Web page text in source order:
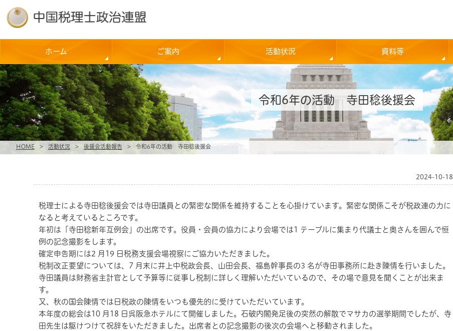
ホーム ご案内 活動状況 資料等
HOME > 活動状況 > 後援会活動報告 > 令和6年の活動 寺田稔後援会
令和6年の活動 寺田稔後援会
2024-10-18
税理士による寺田稔後援会では寺田議員との緊密な関係を維持することを心掛けています。緊密な関係こそが税政連の力に
なると考えているところです。
年初は「寺田稔新年互例会」の出席です。役員・会員の協力により会場では1 テーブルに集まり代議士と奥さんを囲んで恒
例の記念撮影をします。
確定申告期には2 月19 日税務支援会場視察にご協力いただきました。
税制改正要望については、7 月末に井上中税政会長、山田会長、福島幹事長の3 名が寺田事務所に赴き陳情を行いました。
寺田議員は財務省主計官として予算等に従事し税制に詳しく理解いただいているので、その場で意見を聞くことが出来ま
す。
又、秋の国会陳情では日税政の陳情をいつも優先的に受けていただいています。
本年度の総会は10 月18 日呉阪急ホテルにて開催しました。石破内閣発足後の突然の解散でマサカの選挙期間でしたが、寺
田先生は駆けつけて祝辞をいただきました。出席者との記念撮影の後次の会場へと移動されました。